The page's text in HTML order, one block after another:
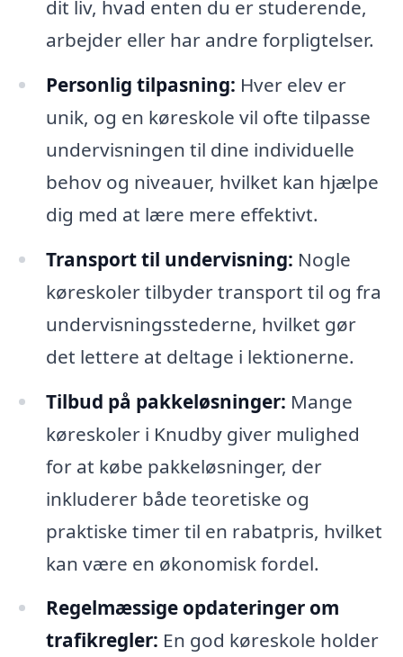
dit liv, hvad enten du er studerende,
arbejder eller har andre forpligtelser.
Personlig tilpasning: Hver elev er
unik, og en køreskole vil ofte tilpasse
undervisningen til dine individuelle
behov og niveauer, hvilket kan hjælpe
dig med at lære mere effektivt.
Transport til undervisning: Nogle
køreskoler tilbyder transport til og fra
undervisningsstederne, hvilket gør
det lettere at deltage i lektionerne.
Tilbud på pakkeløsninger: Mange
køreskoler i Knudby giver mulighed
for at købe pakkeløsninger, der
inkluderer både teoretiske og
praktiske timer til en rabatpris, hvilket
kan være en økonomisk fordel.
Regelmæssige opdateringer om
trafikregler: En god køreskole holder